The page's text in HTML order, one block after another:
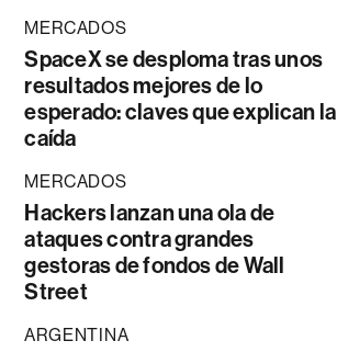
MERCADOS
SpaceX se desploma tras unos
resultados mejores de lo
esperado: claves que explican la
caída
MERCADOS
Hackers lanzan una ola de
ataques contra grandes
gestoras de fondos de Wall
Street
ARGENTINA